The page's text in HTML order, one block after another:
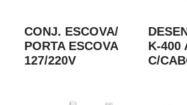
CONJ. ESCOVA/
PORTA ESCOVA
127/220V
K-400
C/